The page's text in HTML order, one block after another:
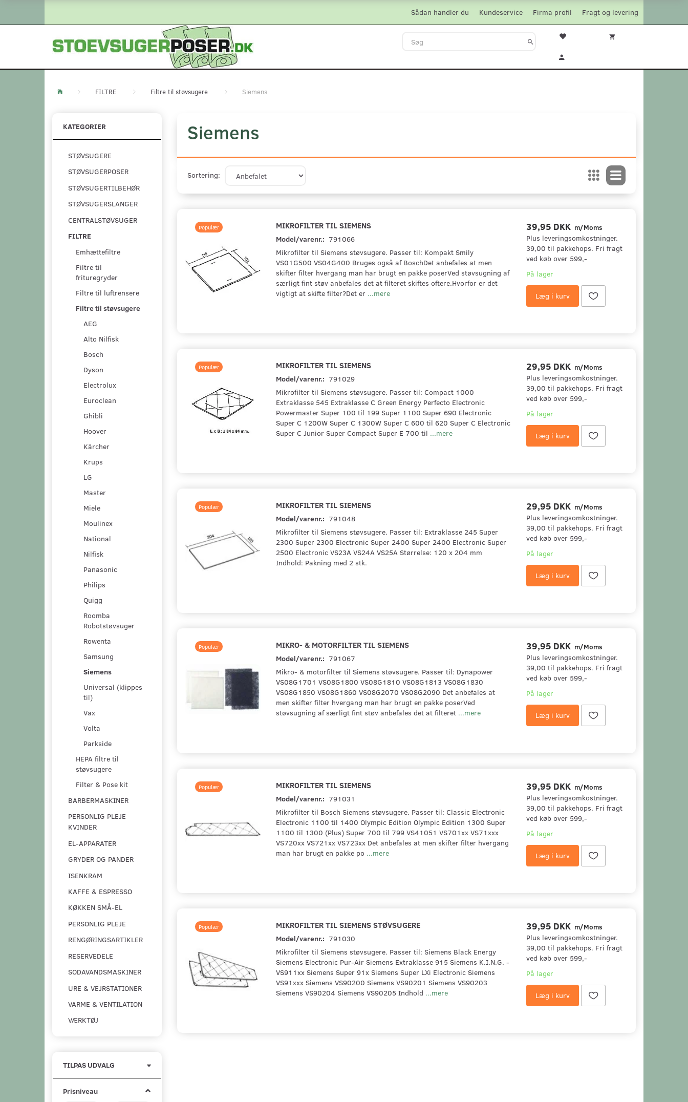
Fragt og levering
Firma profil
Kundeservice
Sådan handler du
FILTRE Filtre til støvsugere Siemens
KATEGORIER
STØVSUGERE
STØVSUGERPOSER
STØVSUGERTILBEHØR
STØVSUGERSLANGER
CENTRALSTØVSUGER
FILTRE
Emhættefiltre
Filtre til
frituregryder
Filtre til luftrensere
Filtre til støvsugere
AEG
Alto Nilfisk
Bosch
Dyson
Electrolux
Euroclean
Ghibli
Hoover
Kärcher
Krups
LG
Master
Miele
Moulinex
National
Nilfisk
Panasonic
Philips
Quigg
Roomba
Robotstøvsuger
Rowenta
Samsung
Siemens
Universal (klippes
til)
Vax
Volta
Parkside
HEPA filtre til
støvsugere
Filter & Pose kit
BARBERMASKINER
PERSONLIG PLEJE
KVINDER
EL-APPARATER
GRYDER OG PANDER
ISENKRAM
KAFFE & ESPRESSO
KØKKEN SMÅ-EL
PERSONLIG PLEJE
RENGØRINGSARTIKLER
RESERVEDELE
SODAVANDSMASKINER
URE & VEJRSTATIONER
VARME & VENTILATION
VÆRKTØJ
TILPAS UDVALG
Prisniveau
Siemens
Sortering:
Populær MIKROFILTER TIL SIEMENS
Model/varenr.: 791066
Mikrofilter til Siemens støvsugere. Passer til: Kompakt Smily
VS01G500 VS04G400 Bruges også af BoschDet anbefales at men
skifter filter hvergang man har brugt en pakke poserVed støvsugning af
særligt fint støv anbefales det at filteret skiftes oftere.Hvorfor er det
vigtigt at skifte filter?Det er ...mere
39,95 DKK m/Moms
Plus leveringsomkostninger.
39,00 til pakkehops. Fri fragt
ved køb over 599,-
På lager
Læg i kurv
Populær MIKROFILTER TIL SIEMENS
Model/varenr.: 791029
Mikrofilter til Siemens støvsugere. Passer til: Compact 1000
Extraklasse 545 Extraklasse C Green Energy Perfecto Electronic
Powermaster Super 100 til 199 Super 1100 Super 690 Electronic
Super C 1200W Super C 1300W Super C 600 til 620 Super C Electronic
Super C Junior Super Compact Super E 700 til ...mere
29,95 DKK m/Moms
Plus leveringsomkostninger.
39,00 til pakkehops. Fri fragt
ved køb over 599,-
På lager
Læg i kurv
Populær MIKROFILTER TIL SIEMENS
Model/varenr.: 791048
Mikrofilter til Siemens støvsugere. Passer til: Extraklasse 245 Super
2300 Super 2300 Electronic Super 2400 Super 2400 Electronic Super
2500 Electronic VS23A VS24A VS25A Størrelse: 120 x 204 mm
Indhold: Pakning med 2 stk.
29,95 DKK m/Moms
Plus leveringsomkostninger.
39,00 til pakkehops. Fri fragt
ved køb over 599,-
På lager
Læg i kurv
Populær MIKRO- & MOTORFILTER TIL SIEMENS
Model/varenr.: 791067
Mikro- & motorfilter til Siemens støvsugere. Passer til: Dynapower
VS08G1701 VS08G1800 VS08G1810 VS08G1813 VS08G1830
VS08G1850 VS08G1860 VS08G2070 VS08G2090 Det anbefales at
men skifter filter hvergang man har brugt en pakke poserVed
støvsugning af særligt fint støv anbefales det at filteret ...mere
39,95 DKK m/Moms
Plus leveringsomkostninger.
39,00 til pakkehops. Fri fragt
ved køb over 599,-
På lager
Læg i kurv
Populær MIKROFILTER TIL SIEMENS
Model/varenr.: 791031
Mikrofilter til Bosch Siemens støvsugere. Passer til: Classic Electronic
Electronic 1100 til 1400 Olympic Edition Olympic Edition 1300 Super
1100 til 1300 (Plus) Super 700 til 799 VS41051 VS701xx VS71xxx
VS720xx VS721xx VS723xx Det anbefales at men skifter filter hvergang
man har brugt en pakke po ...mere
39,95 DKK m/Moms
Plus leveringsomkostninger.
39,00 til pakkehops. Fri fragt
ved køb over 599,-
På lager
Læg i kurv
Populær MIKROFILTER TIL SIEMENS STØVSUGERE
Model/varenr.: 791030
Mikrofilter til Siemens støvsugere. Passer til: Siemens Black Energy
Siemens Electronic Pur-Air Siemens Extraklasse 915 Siemens K.I.N.G. -
VS911xx Siemens Super 91x Siemens Super LXi Electronic Siemens
VS91xxx Siemens VS90200 Siemens VS90201 Siemens VS90203
Siemens VS90204 Siemens VS90205 Indhold ...mere
39,95 DKK m/Moms
Plus leveringsomkostninger.
39,00 til pakkehops. Fri fragt
ved køb over 599,-
På lager
Læg i kurv